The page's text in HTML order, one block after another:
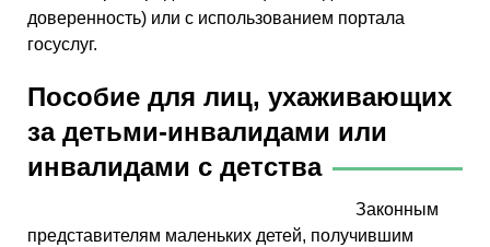
доверенность) или с использованием портала
госуслуг.
Пособие для лиц, ухаживающих
за детьми-инвалидами или
инвалидами с детства
Законным
представителям маленьких детей, получившим